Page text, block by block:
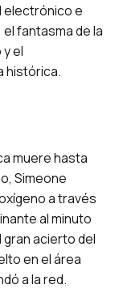
electrónico e
fantasma de la
el
histórica.
muere hasta
Simeone
a través
al minuto
gran acierto del
en el área
a la red.